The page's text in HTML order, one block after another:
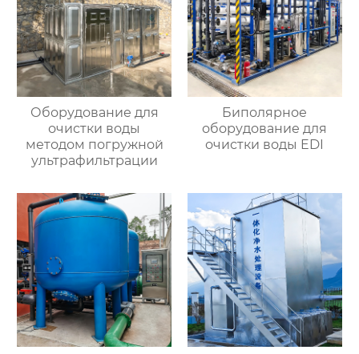
Оборудование для
очистки воды
методом погружной
ультрафильтрации
Биполярное
оборудование для
очистки воды EDI